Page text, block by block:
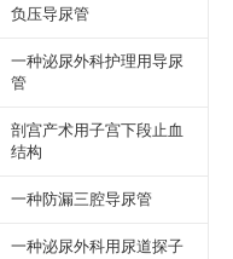
负压导尿管
一种泌尿外科护理用导尿
管
剖宫产术用子宫下段止血
结构
一种防漏三腔导尿管
一种泌尿外科用尿道探子